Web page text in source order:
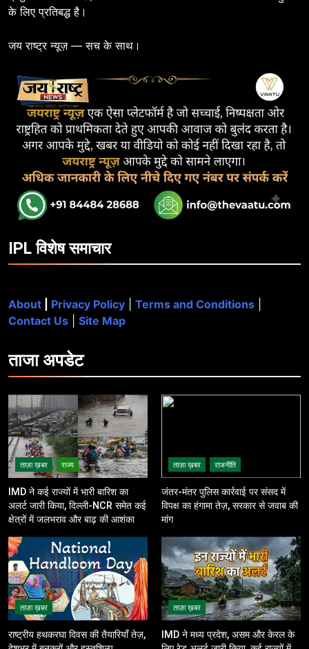
के लिए प्रतिबद्ध है।
जय राष्ट्र न्यूज़ — सच के साथ।
IPL विशेष समाचार
About Privacy Policy Terms and Conditions
Contact Us
Site Map
ताजाअपडेट
ताज़ा ख़बर राज्य
IMD ने कई राज्यों में भारी बारिश का
अलर्ट जारी किया, दिल्ली-NCR समेत कई
क्षेत्रों में जलभराव और बाढ़ की आशंका
ताज़ा ख़बर राजनीति
जंतर-मंतर पुलिस कार्रवाई पर संसद में
विपक्ष का हंगामा तेज़, सरकार से जवाब की
मांग
ताज़ा ख़बर
राष्ट्रीय हथकरघा दिवस की तैयारियाँ तेज़,
ताज़ा ख़बर
IMD ने मध्य प्रदेश, असम और केरल के